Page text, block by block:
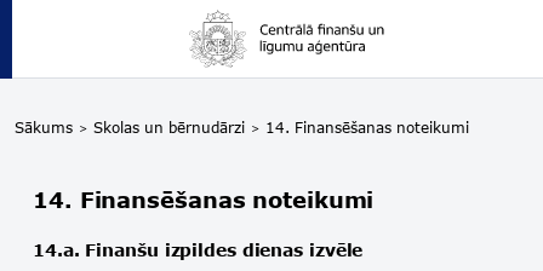
Sākums Skolas un bērnudārzi 14. Finansēšanas noteikumi
14. Finansēšanas noteikumi
14.a. Finanšu izpildes dienas izvēle